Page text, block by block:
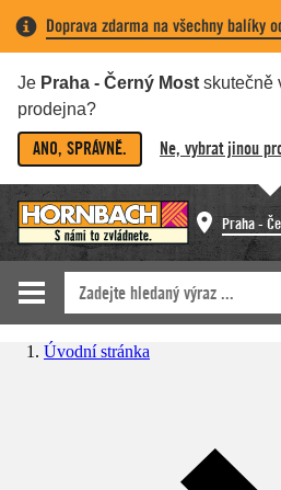
Doprava zdarma na všechny balíky
Je Praha - Černý Most skutečně
prodejna?
ANO, SPRÁVNĚ. Ne, vybrat jinou
Praha -
Úvodní stránka